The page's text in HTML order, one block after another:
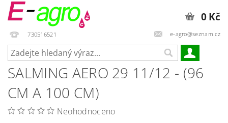
730516521 e-agro@seznam.cz
0 Kč
SALMING AERO 29 11/12 - (96
CM A 100 CM)
Neohodnoceno